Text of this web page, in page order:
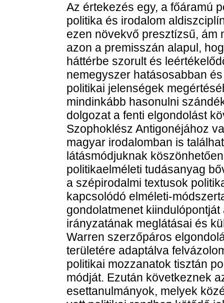
Az értekezés egy, a főáramú
politika és irodalom
ezen növekvő presztízsű, ám
azon a premisszán alapul,
háttérbe szorult és
nemegyszer hatásosabban
politikai jelenségek
mindinkább hasonulni
dolgozat a fenti elgondolást
Szophoklész Antigonéjához
magyar irodalomban is
látásmódjuknak
politikaelméleti tudásanyag
a szépirodalmi textusok
kapcsolódó elméleti-
gondolatmenet
irányzatának meglátásai és
Warren szerzőpáros
területére adaptálva
politikai mozzanatok tisztán
módját. Ezután következnek
esettanulmányok, melyek